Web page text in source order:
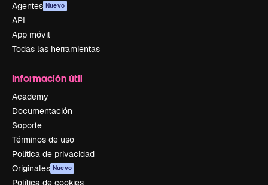
Agentes Nuevo
API
App móvil
Todas las herramientas
Información útil
Academy
Documentación
Soporte
Términos de uso
Política de privacidad
Originales Nuevo
Política de cookies